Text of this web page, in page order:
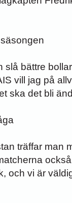
bättre
vill jag på
ska det bli
träffar man
och vi är